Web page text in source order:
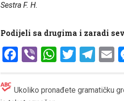
Sestra F. H.
Podijeli sa drugima i zaradi
Facebook
Viber
Ukoliko pronađete gramatičku